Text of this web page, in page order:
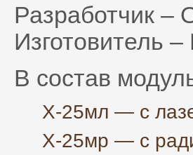
Разработчик –
Изготовитель
В состав
Х-25мл — с
Х-25мр — с